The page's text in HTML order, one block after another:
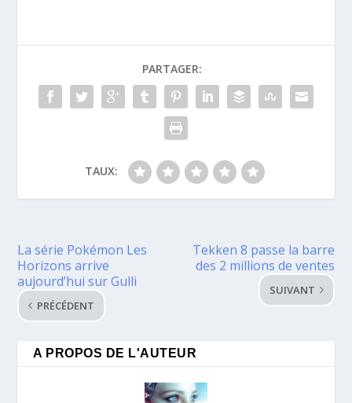
PARTAGER:
TAUX:
La série Pokémon Les
Horizons arrive
aujourd’hui sur Gulli
PRÉCÉDENT
Tekken 8 passe la barre
des 2 millions de ventes
SUIVANT
A PROPOS DE L'AUTEUR